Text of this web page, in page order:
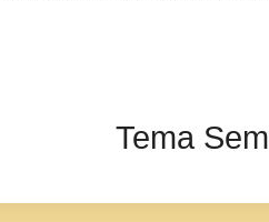
Tema